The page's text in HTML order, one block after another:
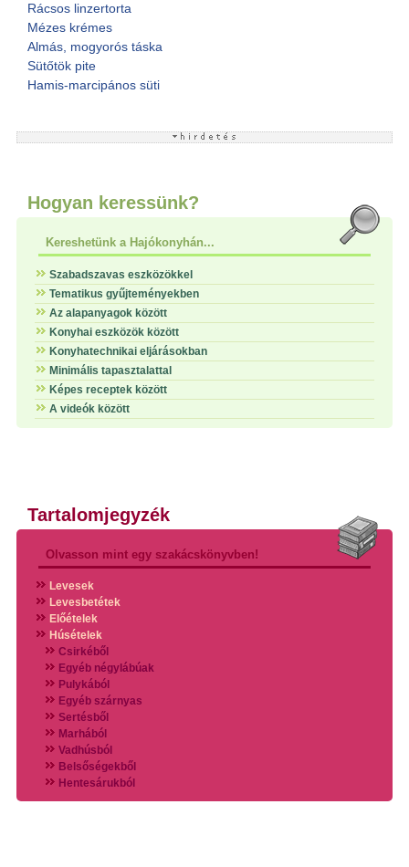
Rácsos linzertorta
Mézes krémes
Almás, mogyorós táska
Sütőtök pite
Hamis-marcipános süti
Hogyan keressünk?
Kereshetünk a Hajókonyhán...
Szabadszavas eszközökkel
Tematikus gyűjteményekben
Az alapanyagok között
Konyhai eszközök között
Konyhatechnikai eljárásokban
Minimális tapasztalattal
Képes receptek között
A videók között
Tartalomjegyzék
Olvasson mint egy szakácskönyvben!
Levesek
Levesbetétek
Előételek
Húsételek
Csirkéből
Egyéb négylábúak
Pulykából
Egyéb szárnyas
Sertésből
Marhából
Vadhúsból
Belsőségekből
Hentesárukból
Vadszárnyasokból